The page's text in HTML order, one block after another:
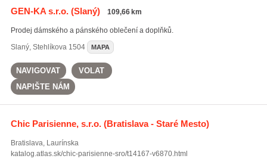
GEN-KA s.r.o.(Slaný) 109,66 km
Prodej dámského a pánského oblečení a doplňků.
Slaný, Stehlíkova 1504 MAPA
NAVIGOVAT
VOLAT
NAPIŠTE NÁM
Chic Parisienne, s.r.o.(Bratislava - Staré Mesto)
Bratislava, Laurínska
katalog.atlas.sk/chic-parisienne-sro/t14167-v6870.html